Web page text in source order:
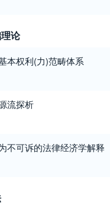
论
本权利(力)范畴体系
流探析
不可诉的法律经济学解释